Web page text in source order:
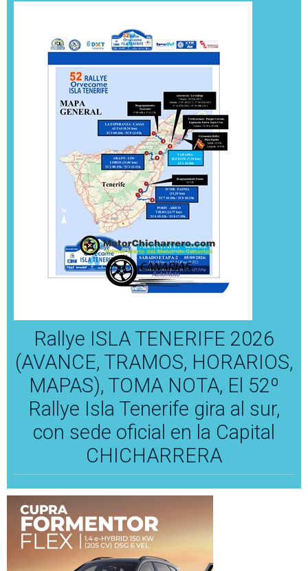
Rallye ISLA TENERIFE 2026
(AVANCE, TRAMOS, HORARIOS,
MAPAS), TOMA NOTA, El 52º
Rallye Isla Tenerife gira al sur,
con sede oficial en la Capital
CHICHARRERA